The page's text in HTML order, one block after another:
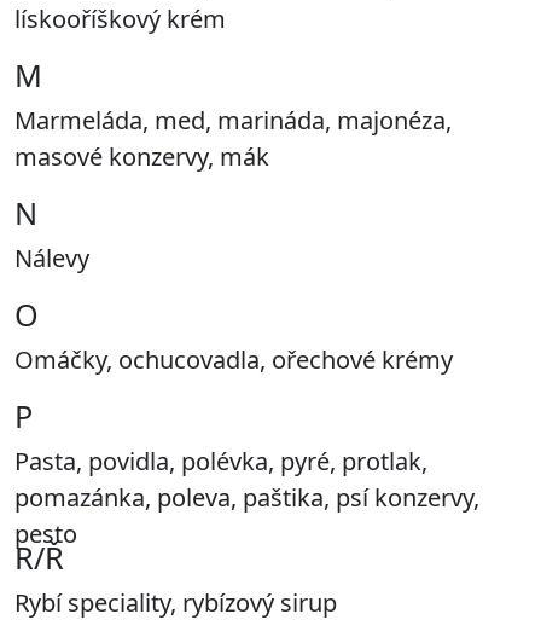
lískooříškový krém
M
Marmeláda, med, marináda, majonéza,
masové konzervy, mák
N
Nálevy
O
Omáčky, ochucovadla, ořechové krémy
P
Pasta, povidla, polévka, pyré, protlak,
pomazánka, poleva, paštika, psí konzervy,
pesto
R/Ř
Rybí speciality, rybízový sirup